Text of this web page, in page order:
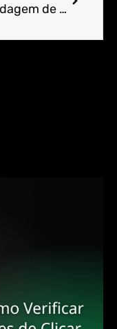
Hospedagem de Sites para Engenheiro em Acaã